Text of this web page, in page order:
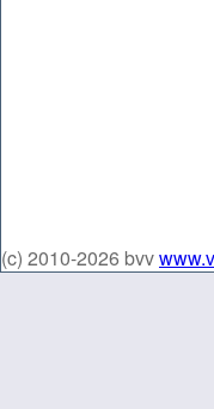
(c) 2010-2026 bvv